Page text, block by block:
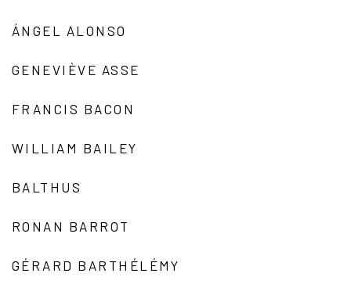
ÁNGEL ALONSO
GENEVIÈVE ASSE
FRANCIS BACON
WILLIAM BAILEY
BALTHUS
RONAN BARROT
GÉRARD BARTHÉLÉMY